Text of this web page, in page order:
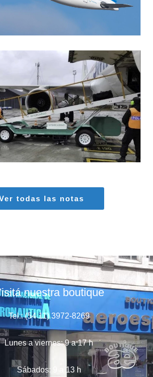
MARIA SONZINI
MARIA SONZINI
, Aviación General
todas las notas
nuestra boutique
Tel.: (54 11) 3972-8269
Lunes a viernes: 9 a 17 h
Sábados: 9 a 13 h